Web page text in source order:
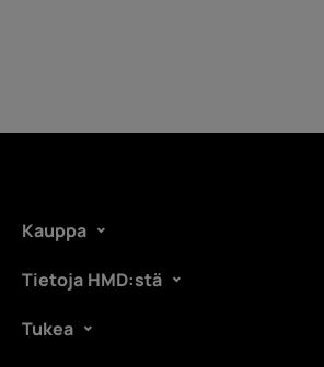
Kauppa
Tietoja HMD:stä
Tukea